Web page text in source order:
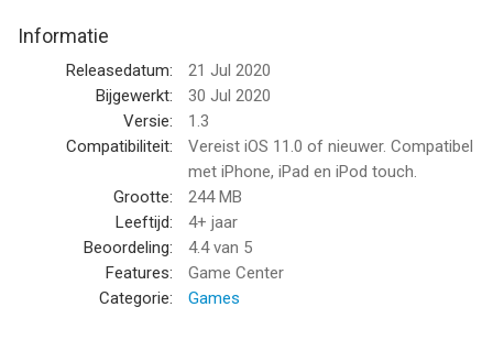
• Discover puzzles along your journey that you will decipher
through simple interactions and logic
• Experience another view about death and what it represents,
based on Latin American folklore
• Immerse yourself in this short but poetic tale without words
Arrog van Playdigious is een app voor iPhone, iPad en iPod
touch met iOS versie 11.0 of hoger, geschikt bevonden voor
gebruikers met leeftijden vanaf
Informatie
Releasedatum:
21 Jul 2020
Bijgewerkt:
30 Jul 2020
Versie:
1.3
Compatibiliteit:
Vereist iOS 11.0 of nieuwer. Compatibel
met iPhone, iPad en iPod touch.
Grootte:
244 MB
Leeftijd:
4+ jaar
Beoordeling:
4.4van 5
Features:
Game Center
Categorie:
Games